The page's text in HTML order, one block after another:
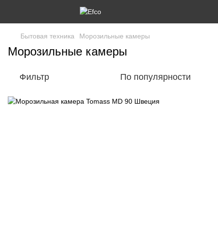
Бытовая техника Морозильные камеры
Морозильные камеры
Фильтр По популярности